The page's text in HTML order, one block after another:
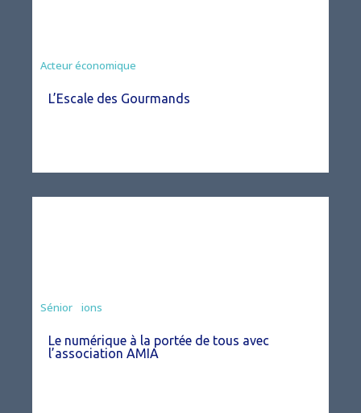
Acteur économique
L’Escale des Gourmands
Associations
Sénior
Le numérique à la portée de tous avec
l’association AMIA